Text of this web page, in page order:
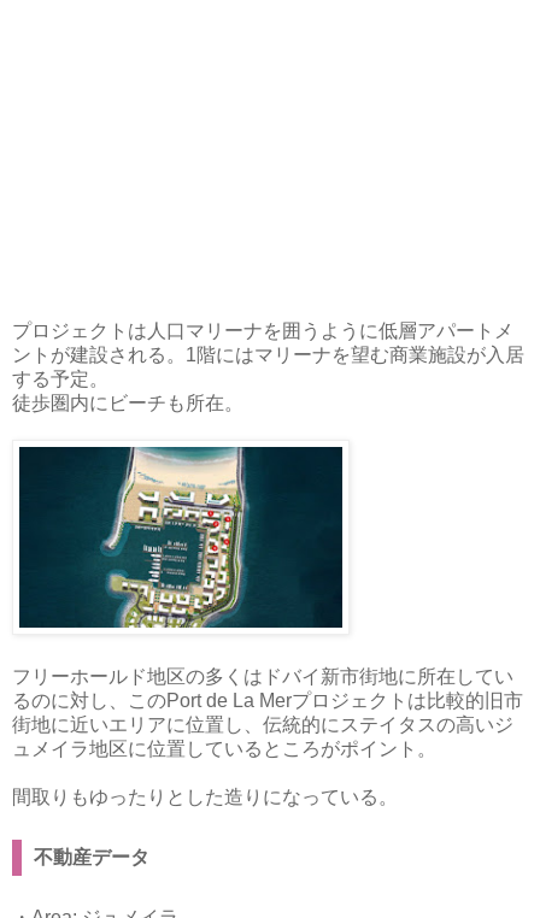
プロジェクトは人口マリーナを囲うように低層アパートメ
ントが建設される。1階にはマリーナを望む商業施設が入居
する予定。
徒歩圏内にビーチも所在。
フリーホールド地区の多くはドバイ新市街地に所在してい
るのに対し、このPort de La Merプロジェクトは比較的旧市
街地に近いエリアに位置し、伝統的にステイタスの高いジ
ュメイラ地区に位置しているところがポイント。
間取りもゆったりとした造りになっている。
不動産データ